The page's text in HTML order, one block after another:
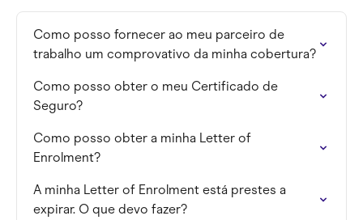
Como posso fornecer ao meu parceiro de
trabalho um comprovativo da minha cobertura?
Como posso obter o meu Certificado de
Seguro?
Como posso obter a minha Letter of
Enrolment?
A minha Letter of Enrolment está prestes a
expirar. O que devo fazer?